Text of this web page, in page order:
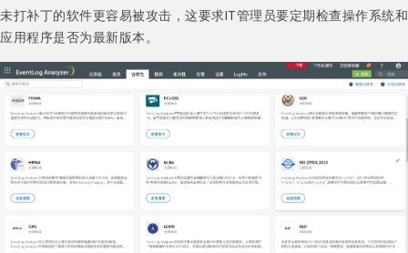
未打补丁的软件更容易被攻击，这要求IT管理员要定期检查操作系统和
应用程序是否为最新版本。